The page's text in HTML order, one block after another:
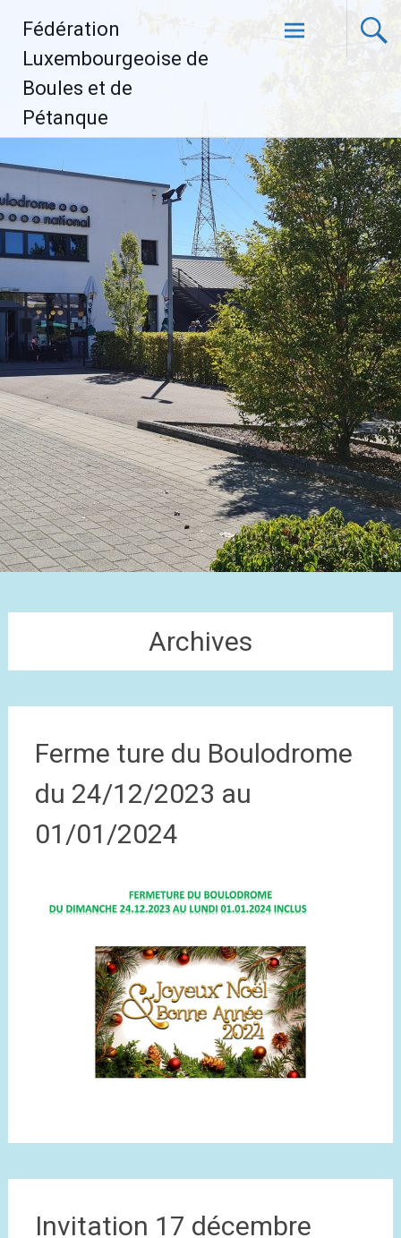
contenu
Fédération
Luxembourgeoise de
Boules et de
Pétanque
Archives
Ferme ture du Boulodrome
du 24/12/2023 au
01/01/2024
Invitation 17 décembre